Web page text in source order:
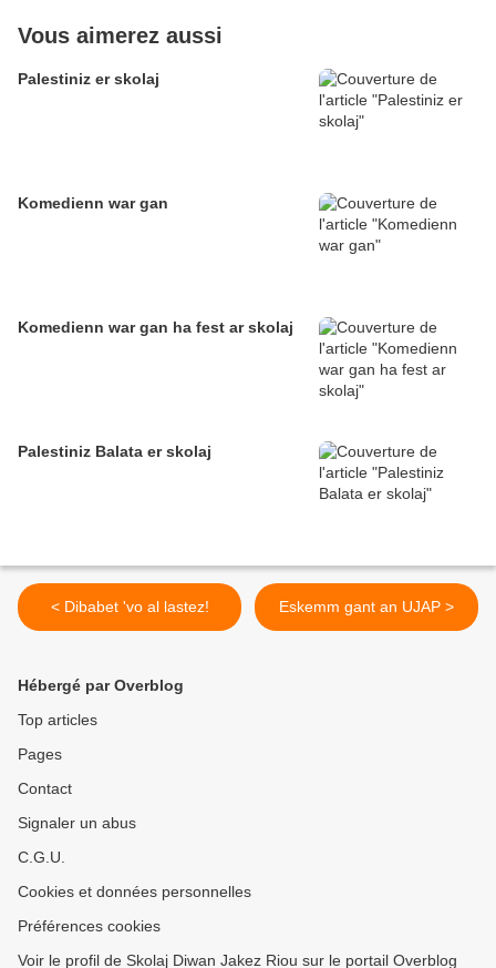
Vous aimerez aussi
Palestiniz er skolaj
Komedienn war gan
Komedienn war gan ha fest ar skolaj
Palestiniz Balata er skolaj
< Dibabet 'vo al lastez! Eskemm gant an UJAP >
Hébergé par Overblog
Top articles
Pages
Contact
Signaler un abus
C.G.U.
Cookies et données personnelles
Préférences cookies
Voir le profil de Skolaj Diwan Jakez Riou sur le portail Overblog